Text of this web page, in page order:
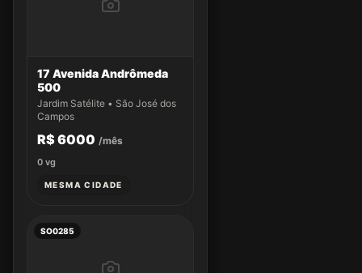
17 Avenida Andrômeda
500
Jardim Satélite • São José dos
Campos
R$ 6000 /mês
0 vg
MESMA CIDADE
SO0285